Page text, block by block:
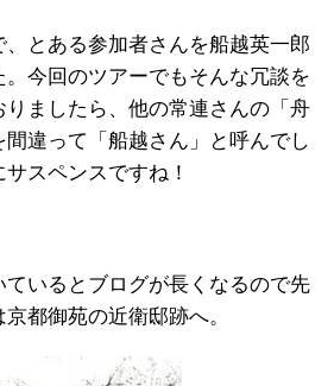
とある参加者さんを船越英一郎
。今回のツアーでもそんな冗談を
ましたら、他の常連さんの「舟
違って「船越さん」と呼んでし
スペンスですね！
ているとブログが長くなるので先
都御苑の近衛邸跡へ。